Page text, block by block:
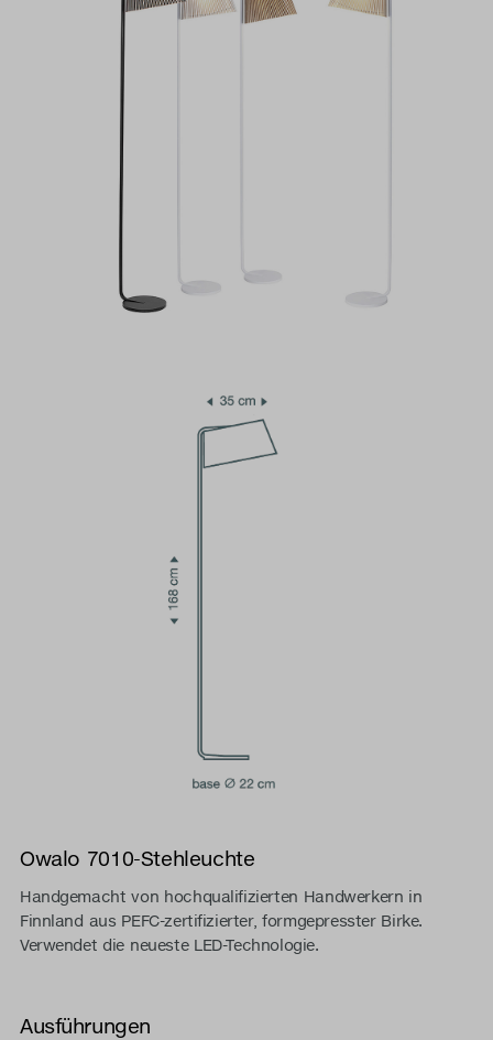
Owalo 7010-Stehleuchte
Handgemacht von hochqualifizierten Handwerkern in
Finnland aus PEFC-zertifizierter, formgepresster Birke.
Verwendet die neueste LED-Technologie.
Ausführungen